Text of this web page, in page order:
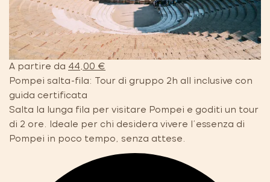
A partire da 44,00 €
Pompei salta-fila: Tour di gruppo 2h all inclusive con
guida certificata
Salta la lunga fila per visitare Pompei e goditi un tour
di 2 ore. Ideale per chi desidera vivere l'essenza di
Pompei in poco tempo, senza attese.